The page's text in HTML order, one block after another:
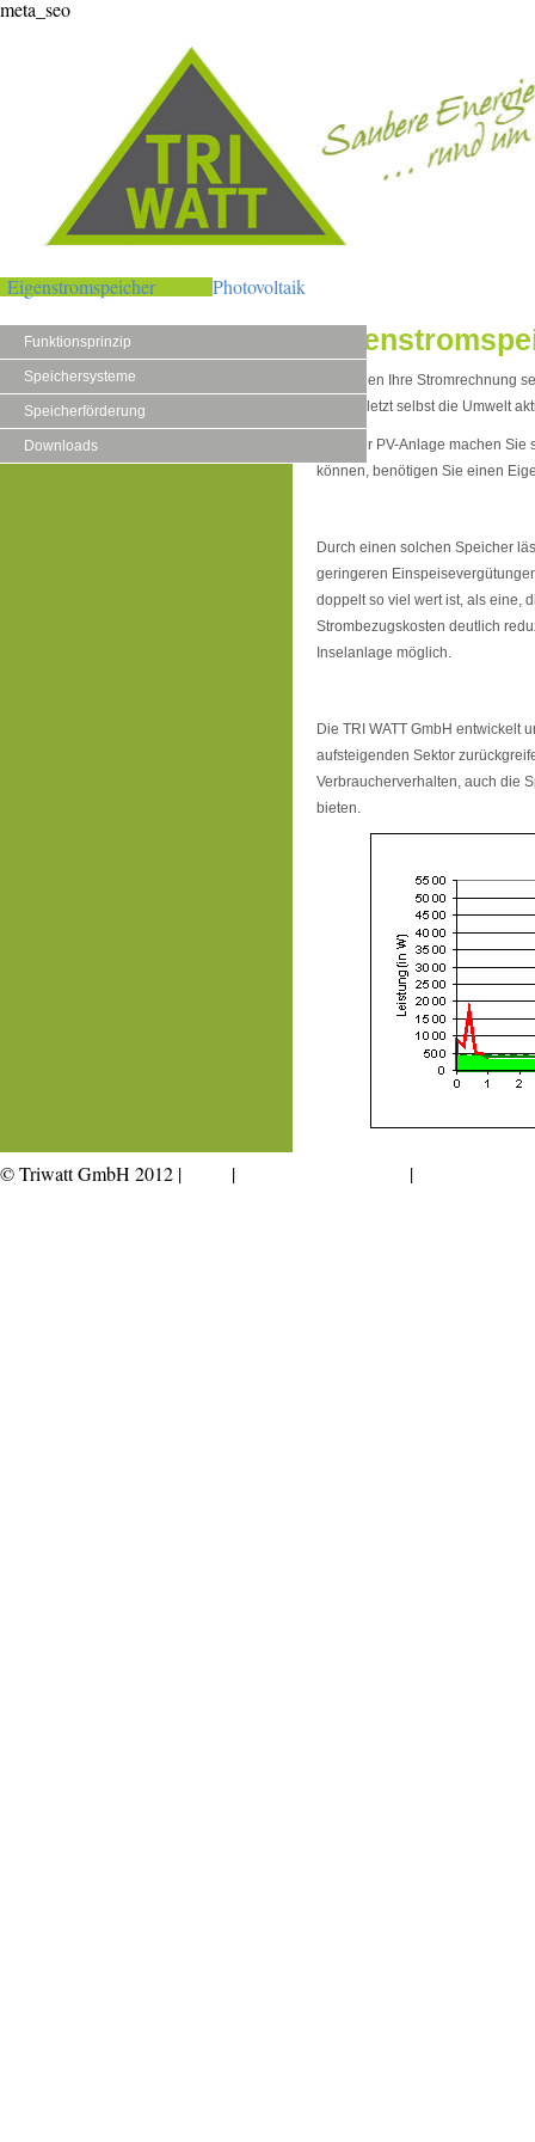
meta_seo
Eigenstromspeicher Photovoltaik
Funktionsprinzip
Speichersysteme
Speicherförderung
Downloads
Sie wollen Ihre Stromrechnung
nicht zuletzt selbst die Umwelt
Mit einer PV-Anlage machen
können, benötigen Sie einen
Durch einen solchen Speicher
geringeren
doppelt so viel wert ist, als eine,
Strombezugskosten deutlich
Inselanlage möglich.
Die TRI WATT GmbH entwickelt
aufsteigenden Sektor
Verbraucherverhalten, auch die
bieten.
© Triwatt GmbH 2012 | | |